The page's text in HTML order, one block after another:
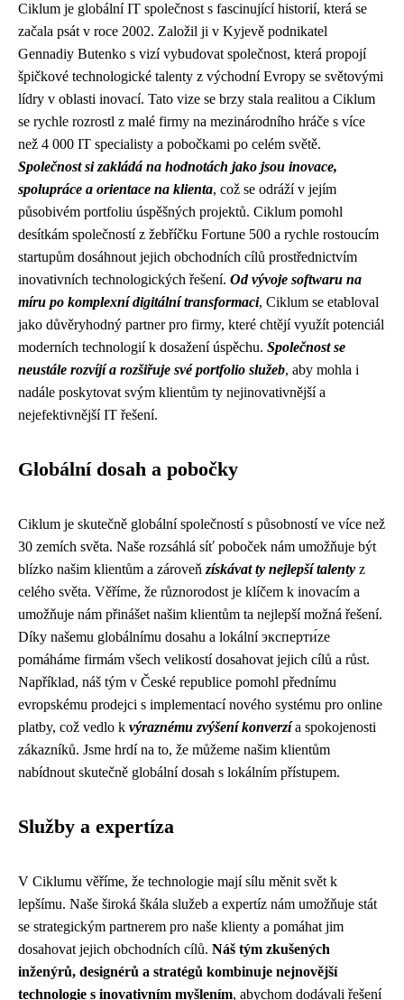
Ciklum je globální IT společnost s fascinující historií, která se
začala psát v roce 2002. Založil ji v Kyjevě podnikatel
Gennadiy Butenko s vizí vybudovat společnost, která propojí
špičkové technologické talenty z východní Evropy se světovými
lídry v oblasti inovací. Tato vize se brzy stala realitou a Ciklum
se rychle rozrostl z malé firmy na mezinárodního hráče s více
než 4 000 IT specialisty a pobočkami po celém světě.
Společnost si zakládá na hodnotách jako jsou inovace,
spolupráce a orientace na klienta, což se odráží v jejím
působivém portfoliu úspěšných projektů. Ciklum pomohl
desítkám společností z žebříčku Fortune 500 a rychle rostoucím
startupům dosáhnout jejich obchodních cílů prostřednictvím
inovativních technologických řešení. Od vývoje softwaru na
míru po komplexní digitální transformaci, Ciklum se etabloval
jako důvěryhodný partner pro firmy, které chtějí využít potenciál
moderních technologií k dosažení úspěchu. Společnost se
neustále rozvíjí a rozšiřuje své portfolio služeb, aby mohla i
nadále poskytovat svým klientům ty nejinovativnější a
nejefektivnější IT řešení.
Globální dosah a pobočky
Ciklum je skutečně globální společností s působností ve více než
30 zemích světa. Naše rozsáhlá síť poboček nám umožňuje být
blízko našim klientům a zároveň získávat ty nejlepší talenty z
celého světa. Věříme, že různorodost je klíčem k inovacím a
umožňuje nám přinášet našim klientům ta nejlepší možná řešení.
Díky našemu globálnímu dosahu a lokální эксперти́ze
pomáháme firmám všech velikostí dosahovat jejich cílů a růst.
Například, náš tým v České republice pomohl přednímu
evropskému prodejci s implementací nového systému pro online
platby, což vedlo k výraznému zvýšení konverzía spokojenosti
zákazníků. Jsme hrdí na to, že můžeme našim klientům
nabídnout skutečně globální dosah s lokálním přístupem.
Služby a expertíza
V Ciklumu věříme, že technologie mají sílu měnit svět k
lepšímu. Naše široká škála služeb a expertíz nám umožňuje stát
se strategickým partnerem pro naše klienty a pomáhat jim
dosahovat jejich obchodních cílů. Náš tým zkušených
inženýrů, designérů a stratégů kombinuje nejnovější
technologie s inovativním myšlením, abychom dodávali řešení